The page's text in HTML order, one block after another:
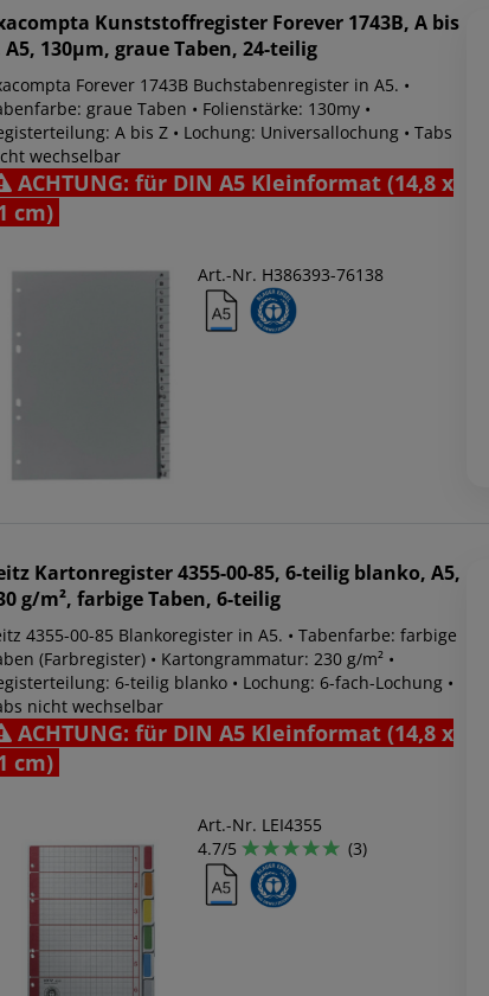
Kunststoffregister Forever 1743B, A bis
A5, 130µm, graue Taben, 24-teilig
Forever 1743B Buchstabenregister in A5. •
graue Taben • Folienstärke: 130my •
A bis Z • Lochung: Universallochung • Tabs
wechselbar
ACHTUNG: für DIN A5 Kleinformat (14,8 x
cm)
Art.-Nr. H386393-76138
Kartonregister 4355-00-85, 6-teilig blanko, A5,
g/m², farbige Taben, 6-teilig
4355-00-85 Blankoregister in A5. • Tabenfarbe: farbige
(Farbregister) • Kartongrammatur: 230 g/m² •
6-teilig blanko • Lochung: 6-fach-Lochung •
nicht wechselbar
ACHTUNG: für DIN A5 Kleinformat (14,8 x
cm)
Art.-Nr. LEI4355
4.7/5
(3)